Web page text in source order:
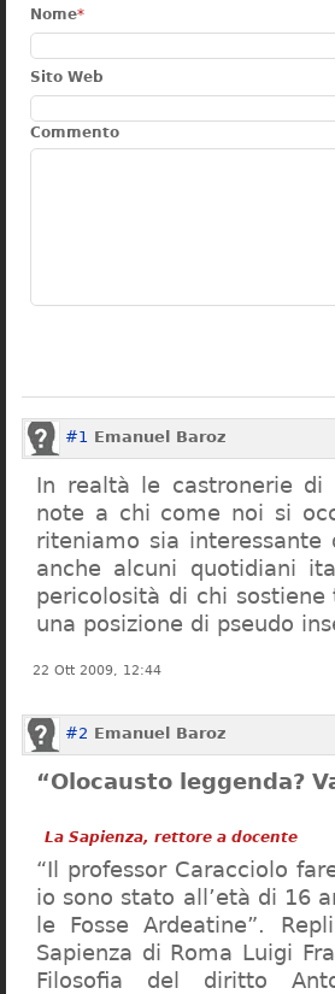
Nome*
Sito Web
Commento
#1 Emanuel Baroz
In realtà le castronerie di
note a chi come noi si
riteniamo sia interessante
anche alcuni quotidiani
pericolosità di chi
una posizione di pseudo
22 Ott 2009, 12:44
#2 Emanuel Baroz
“Olocausto leggenda?
La Sapienza, rettore a docente
“Il professor Caracciolo
io sono stato all’età di 16
le Fosse Ardeatine”.
Sapienza di Roma Luigi
Filosofia del diritto